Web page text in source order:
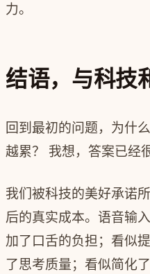
力。
结语，与科技
回到最初的问题，为什
越累？ 我想，答案已经
我们被科技的美好承诺
后的真实成本。语音输
加了口舌的负担；看似
了思考质量；看似简化